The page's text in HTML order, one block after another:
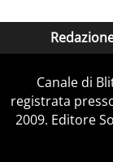
Canale di
registrata
2009. Editore